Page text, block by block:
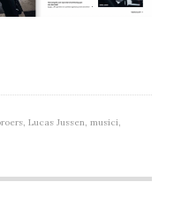
Lucas Jussen musici